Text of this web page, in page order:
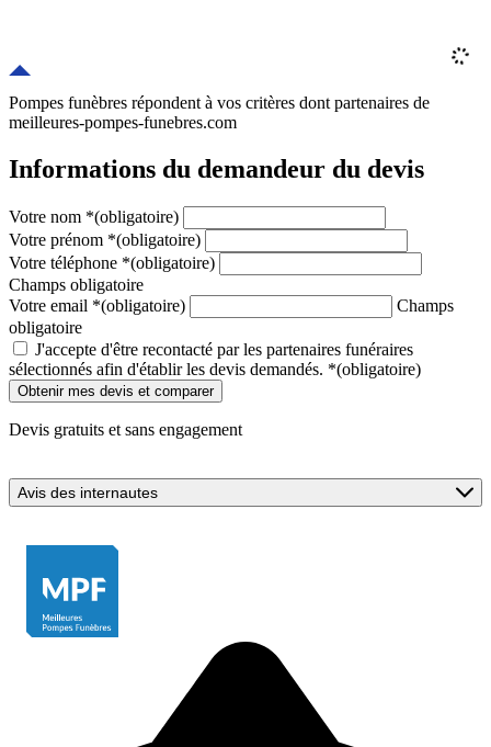
Pompes funèbres répondent à vos critères dont partenaires de
meilleures-pompes-funebres.com
Informations du demandeur du devis
Votre nom *(obligatoire)
Votre prénom *(obligatoire)
Votre téléphone *(obligatoire)
Champs obligatoire
Votre email *(obligatoire)
Champs
obligatoire
J'accepte d'être recontacté par les partenaires funéraires
sélectionnés afin d'établir les devis demandés. *(obligatoire)
Devis gratuits et sans engagement
Avis des internautes